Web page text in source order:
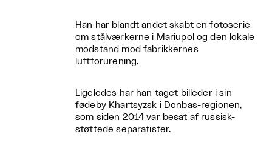
Han har blandt andet skabt en fotoserie
om stålværkerne i Mariupol og den lokale
modstand mod fabrikkernes
luftforurening.
Ligeledes har han taget billeder i sin
fødeby Khartsyzsk i Donbas-regionen,
som siden 2014 var besat af russisk-
støttede separatister.